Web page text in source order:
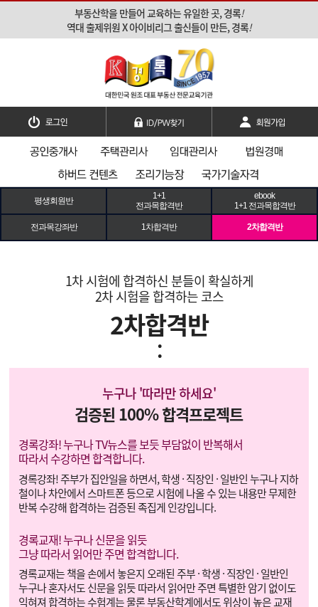
부동산학을 만들어 교육하는 유일한 곳, 경록!
역대 출제위원 X 아이비리그 출신들이 만든, 경록!
평생회원반
1+1
전과목합격반
ebook
1+1 전과목합격반
전과목강좌반 1차합격반 2차합격반
1차 시험에 합격하신 분들이 확실하게
2차 시험을 합격하는 코스
2차합격반
:
누구나 '따라만 하세요'
검증된 100% 합격프로젝트
경록강좌! 누구나 TV뉴스를 보듯 부담없이 반복해서
따라서 수강하면 합격합니다.
경록강좌! 주부가 집안일을 하면서, 학생 · 직장인 · 일반인 누구나 지하
철이나 차안에서 스마트폰 등으로 시험에 나올 수 있는 내용만 무제한
반복 수강해 합격하는 검증된 족집게 인강입니다.
경록교재! 누구나 신문을 읽듯
그냥 따라서 읽어만 주면 합격합니다.
경록교재는 책을 손에서 놓은지 오래된 주부 · 학생 · 직장인 · 일반인
누구나 혼자서도 신문을 읽듯 따라서 읽어만 주면 특별한 암기 없이도
익혀져 합격하는 수험계는 물론 부동산학계에서도 위상이 높은 교재